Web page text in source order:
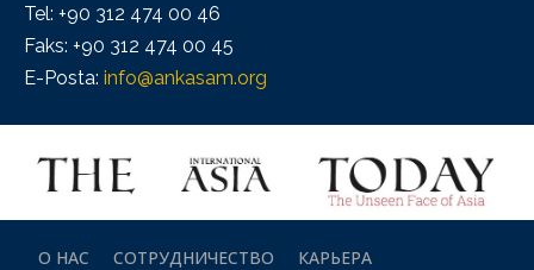
Tel: +90 312 474 00 46
Faks: +90 312 474 00 45
E-Posta: info@ankasam.org
О НАС СОТРУДНИЧЕСТВО
КАРЬЕРА